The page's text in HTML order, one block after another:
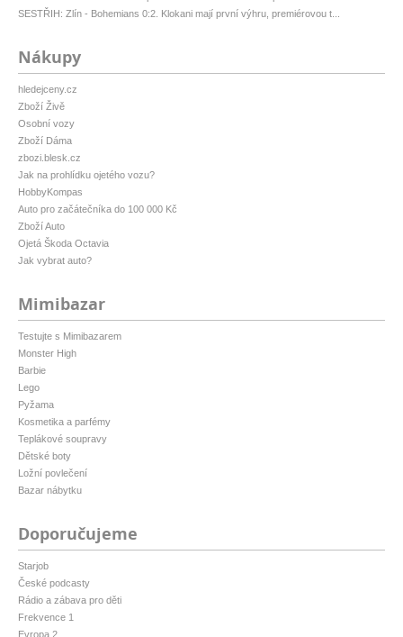
SESTŘIH: Zlín - Bohemians 0:2. Klokani mají první výhru, premiérovou t...
Nákupy
hledejceny.cz
Zboží Živě
Osobní vozy
Zboží Dáma
zbozi.blesk.cz
Jak na prohlídku ojetého vozu?
HobbyKompas
Auto pro začátečníka do 100 000 Kč
Zboží Auto
Ojetá Škoda Octavia
Jak vybrat auto?
Mimibazar
Testujte s Mimibazarem
Monster High
Barbie
Lego
Pyžama
Kosmetika a parfémy
Teplákové soupravy
Dětské boty
Ložní povlečení
Bazar nábytku
Doporučujeme
Starjob
České podcasty
Rádio a zábava pro děti
Frekvence 1
Evropa 2